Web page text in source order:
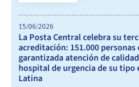
15/06/2026
La Posta Central celebra su
acreditación: 151.000
garantizada atención de
hospital de urgencia de su tipo
Latina